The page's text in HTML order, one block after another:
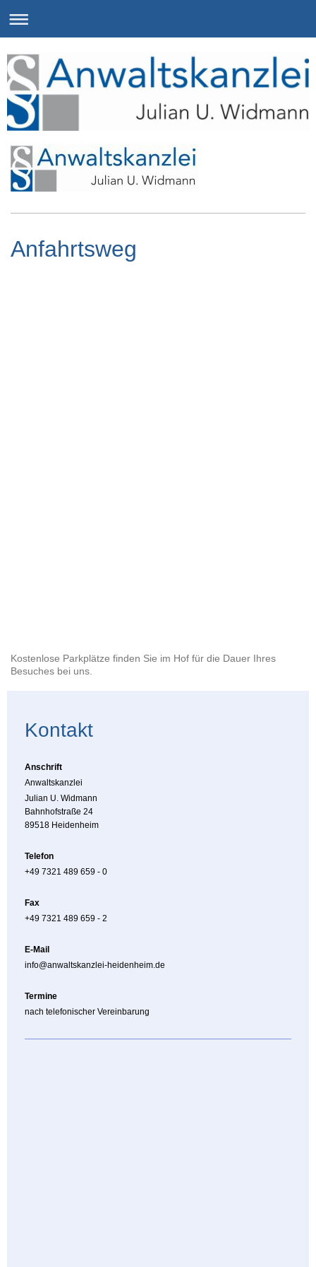
Anfahrtsweg
Kostenlose Parkplätze finden Sie im Hof für die Dauer Ihres
Besuches bei uns.
Kontakt
Anschrift
Anwaltskanzlei
Julian U. Widmann
Bahnhofstraße 24
89518 Heidenheim
Telefon
+49 7321 489 659 - 0
Fax
+49 7321 489 659 - 2
E-Mail
info@anwaltskanzlei-heidenheim.de
Termine
nach telefonischer Vereinbarung